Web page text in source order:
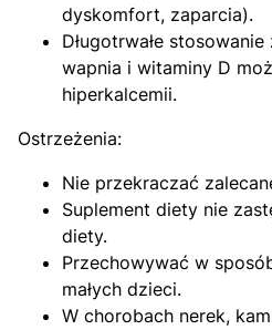
dyskomfort, zaparcia).
Długotrwałe
wapnia i witaminy D
hiperkalcemii.
Ostrzeżenia:
Nie przekraczać
Suplement diety nie
diety.
Przechowywać w
małych dzieci.
W chorobach nerek,